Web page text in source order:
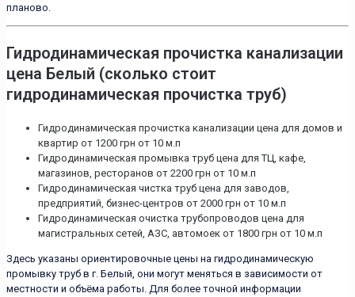
планово.
Гидродинамическая прочистка канализации
цена Белый (сколько стоит
гидродинамическая прочистка труб)
Гидродинамическая прочистка канализации цена для домов и
квартир от 1200 грн от 10 м.п
Гидродинамическая промывка труб цена для ТЦ, кафе,
магазинов, ресторанов от 2200 грн от 10 м.п
Гидродинамическая чистка труб цена для заводов,
предприятий, бизнес-центров от 2000 грн от 10 м.п
Гидродинамическая очистка трубопроводов цена для
магистральных сетей, АЗС, автомоек от 1800 грн от 10 м.п
Здесь указаны ориентировочные цены на гидродинамическую
промывку труб в г. Белый, они могут меняться в зависимости от
местности и объёма работы. Для более точной информации